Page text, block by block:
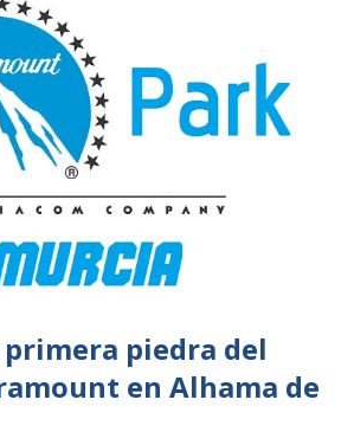
primera piedra del
en Alhama de